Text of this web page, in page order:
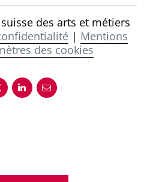
des arts et métiers
| Mentions
des cookies